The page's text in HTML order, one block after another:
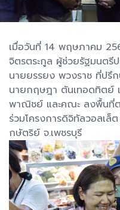
เมื่อวันที่ 14 พฤษภาคม
จิตรตระกูล ผู้ช่วยรัฐมนตรี
นายยรรยง พวงราช ที่ปรึ
นายกฤษฎา ตันเทอดทิตย์
พาณิชย์ และคณะ ลงพื้นที่ต
ร่วมโครงการดิจิทัลวอลเ
กษัตริย์ จ.เพชรบุรี